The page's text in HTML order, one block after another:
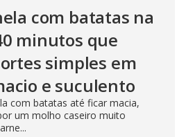
com batatas na
minutos que
simples em
e suculento
com batatas até ficar macia,
um molho caseiro muito